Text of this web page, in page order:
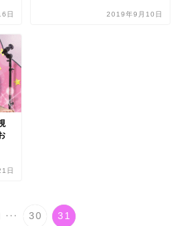
日 2019年9月10日
日
... 30 31